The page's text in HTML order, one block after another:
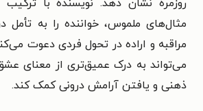
روزمره نشان دهد. نویسنده با
مثال‌های ملموس، خواننده را به
مراقبه و اراده در تحول فردی دعوت
می‌تواند به درک عمیق‌تری از معنای
ذهنی و یافتن آرامش درونی کمک کند.